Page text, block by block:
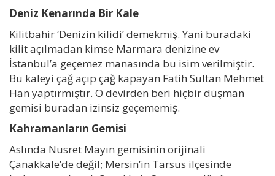
Deniz Kenarında Bir Kale
Kilitbahir ‘Denizin kilidi’ demekmiş. Yani buradaki
kilit açılmadan kimse Marmara denizine ev
İstanbul’a geçemez manasında bu isim verilmiştir.
Bu kaleyi çağ açıp çağ kapayan Fatih Sultan Mehmet
Han yaptırmıştır. O devirden beri hiçbir düşman
gemisi buradan izinsiz geçememiş.
Kahramanların Gemisi
Aslında Nusret Mayın gemisinin orijinali
Çanakkale’de değil; Mersin’in Tarsus ilçesinde